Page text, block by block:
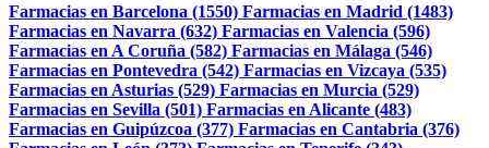
Farmacias en Barcelona (1550) Farmacias en Madrid (1483)
Farmacias en Navarra (632) Farmacias en Valencia (596)
Farmacias en A Coruña (582) Farmacias en Málaga (546)
Farmacias en Pontevedra (542) Farmacias en Vizcaya (535)
Farmacias en Asturias (529) Farmacias en Murcia (529)
Farmacias en Sevilla (501) Farmacias en Alicante (483)
Farmacias en Guipúzcoa (377) Farmacias en Cantabria (376)